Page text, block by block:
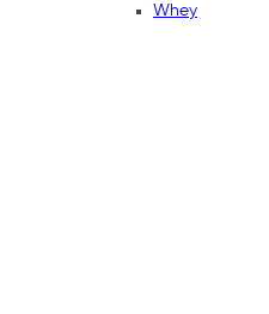
Whey